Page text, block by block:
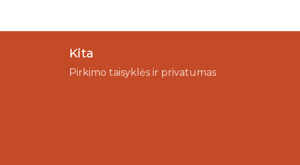
Kita
Pirkimo taisyklės ir privatumas